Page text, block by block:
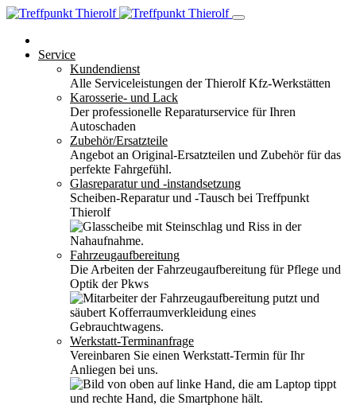
Service
Kundendienst
Alle Serviceleistungen der Thierolf Kfz-Werkstätten
Karosserie- und Lack
Der professionelle Reparaturservice für Ihren
Autoschaden
Zubehör/Ersatzteile
Angebot an Original-Ersatzteilen und Zubehör für das
perfekte Fahrgefühl.
Glasreparatur und -instandsetzung
Scheiben-Reparatur und -Tausch bei Treffpunkt
Thierolf
Fahrzeugaufbereitung
Die Arbeiten der Fahrzeugaufbereitung für Pflege und
Optik der Pkws
Werkstatt-Terminanfrage
Vereinbaren Sie einen Werkstatt-Termin für Ihr
Anliegen bei uns.